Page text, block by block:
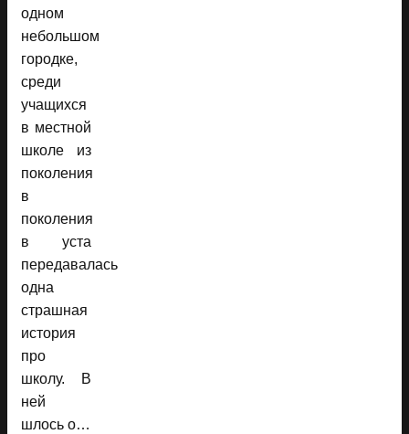
одном
небольшом
городке,
среди
учащихся
в местной
школе из
поколения
в
поколения
в уста
передавалась
одна
страшная
история
про
школу. В
ней
шлось о…